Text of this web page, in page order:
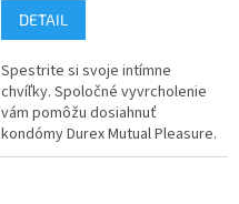
DETAIL
Spestrite si svoje intímne
chvíľky. Spoločné vyvrcholenie
vám pomôžu dosiahnuť
kondómy Durex Mutual Pleasure.
Vonkajšia strana kondómov je